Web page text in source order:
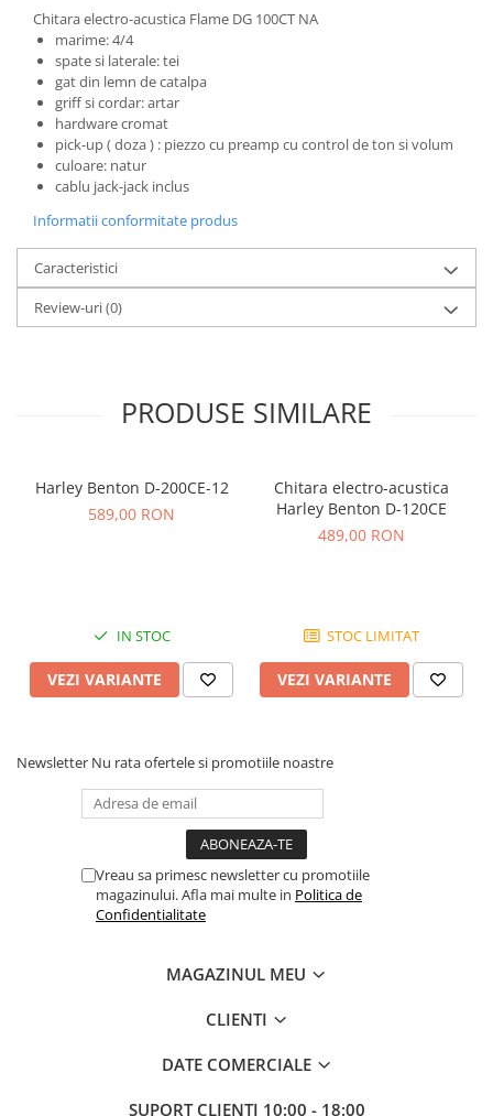
Rack studio
Recordere de studio
Recordere portabile
Sintetizatoare
Standuri si stative de monitoare
Subwoofere de studio
Tratament acustic
Lumini si efecte
Accesorii pentru lumini
Bare Led
Cabluri de Alimentare
Efecte de lumini
Masini de fum si ceata
Mixere DMX
Instrumente Muzicale
Instrumente cu arcus
Instrumente de percutie
Instrumente si jucarii pentru copii
Instrumente traditionale
Chitara electro-acustica Flame DG 100CT NA
marime: 4/4
spate si laterale: tei
gat din lemn de catalpa
griff si cordar: artar
hardware cromat
pick-up ( doza ) : piezzo cu preamp cu control de ton si volum
culoare: natur
cablu jack-jack inclus
Informatii conformitate produs
Caracteristici
Review-uri(0)
PRODUSE SIMILARE
Harley Benton D-200CE-12
589,00 RON
IN STOC
VEZI VARIANTE
Chitara electro-acustica
Harley Benton D-120CE
489,00 RON
STOC LIMITAT
VEZI VARIANTE
Newsletter Nu rata ofertele si promotiile noastre
Vreau sa primesc newsletter cu promotiile
magazinului. Afla mai multe in Politica de
Confidentialitate
MAGAZINUL MEU
CLIENTI
DATE COMERCIALE
SUPORT CLIENTI 10:00 - 18:00